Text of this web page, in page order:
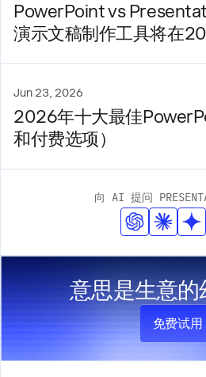
PowerPoint vs
演示文稿制作工具将在
Jun 23, 2026
2026年十大最佳
和付费选项）
向 AI 提问
意思是生意的
免费试用